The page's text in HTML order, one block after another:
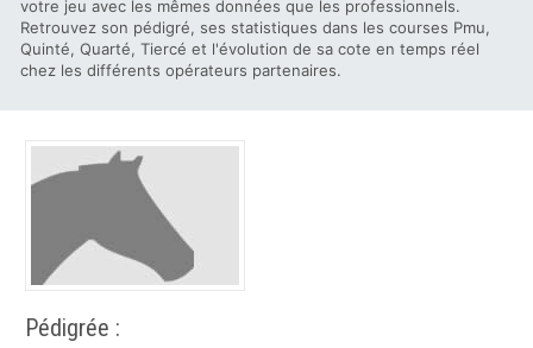
votre jeu avec les mêmes données que les professionnels.
Retrouvez son pédigré, ses statistiques dans les courses Pmu,
Quinté, Quarté, Tiercé et l'évolution de sa cote en temps réel
chez les différents opérateurs partenaires.
Pédigrée :